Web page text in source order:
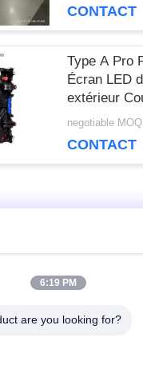
CONTACT
Type A Pro
Écran LED
extérieur
Cabinet
Verrous
negotiable
CONTACT
populaires
Affichage
6:19 PM
are you looking for?